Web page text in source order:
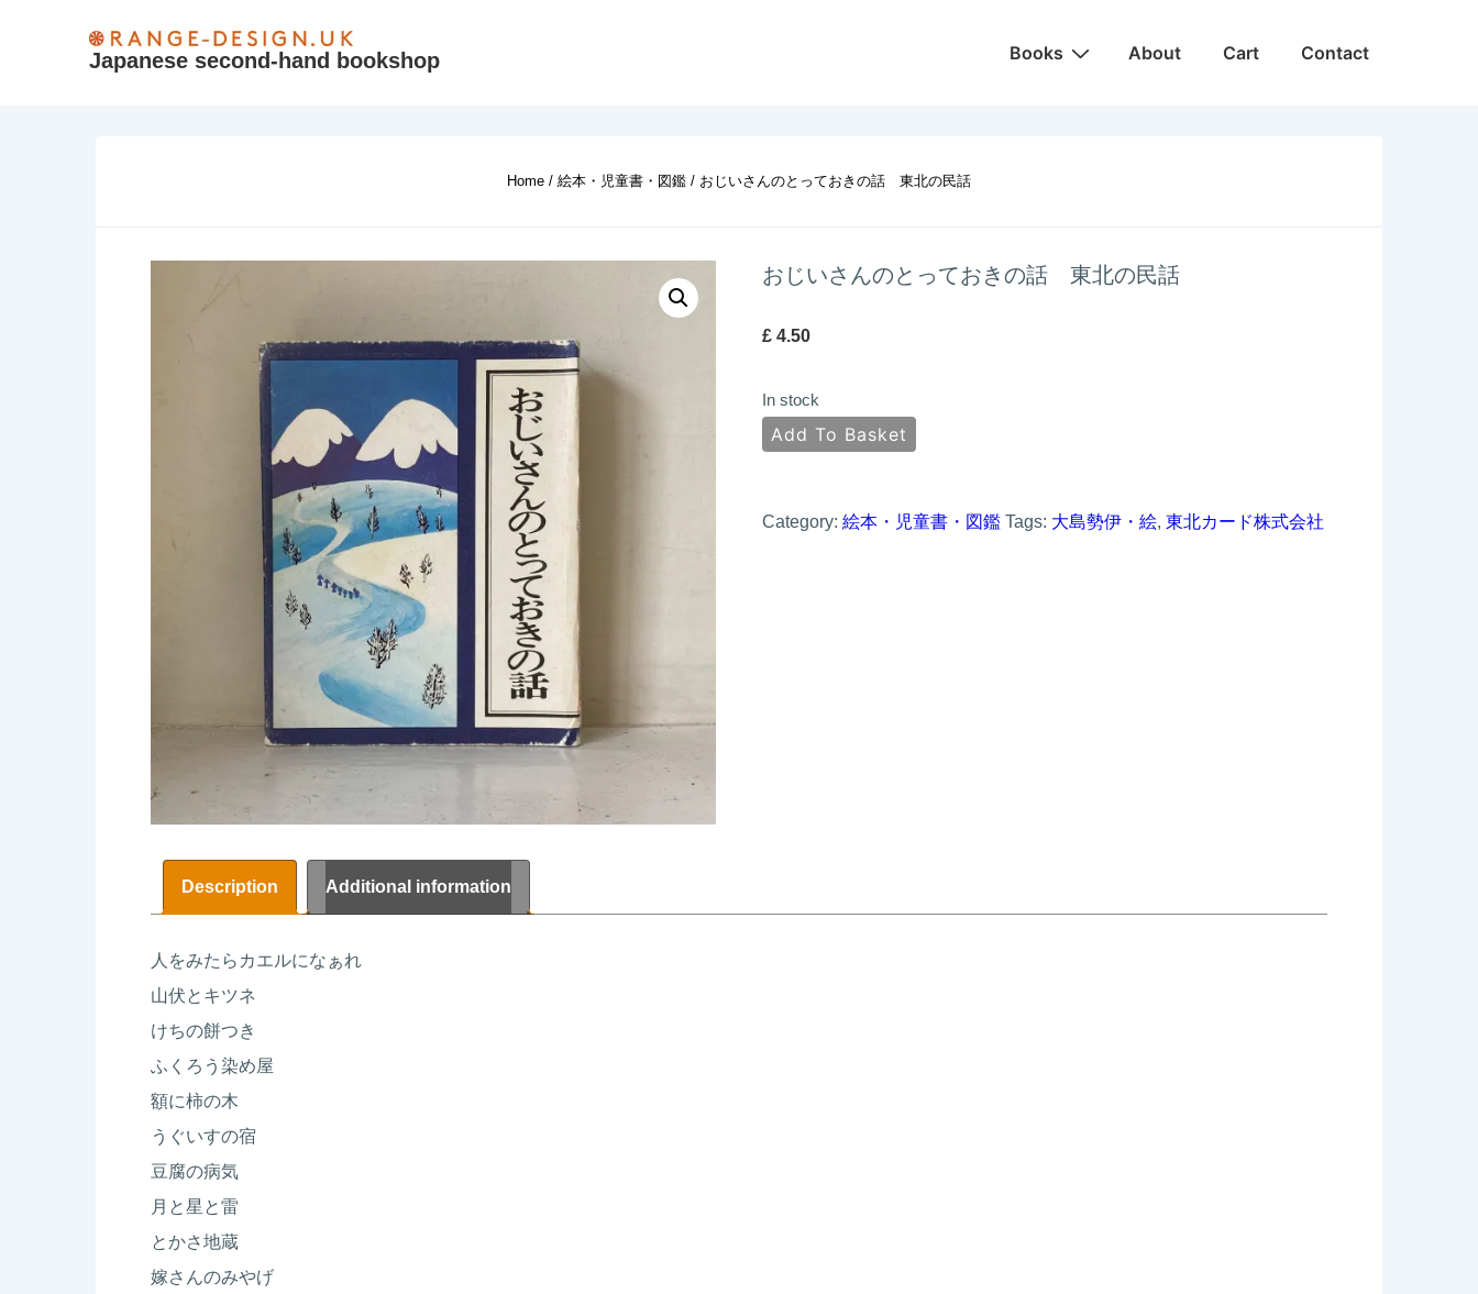
Japanese second-hand bookshop
MainBooks About Cart Contact
Home / 絵本・児童書・図鑑 / おじいさんのとっておきの話 東北の民話
おじいさんのとっておきの話 東北の民話
£ 4.50
In stock
お
Add To Basket
Category:絵本・児童書・図鑑 Tags: 大島勢伊・絵,東北カード株式会社
Description Additional information
人をみたらカエルになぁれ
山伏とキツネ
けちの餅つき
ふくろう染め屋
額に柿の木
うぐいすの宿
豆腐の病気
月と星と雷
とかさ地蔵
嫁さんのみやげ